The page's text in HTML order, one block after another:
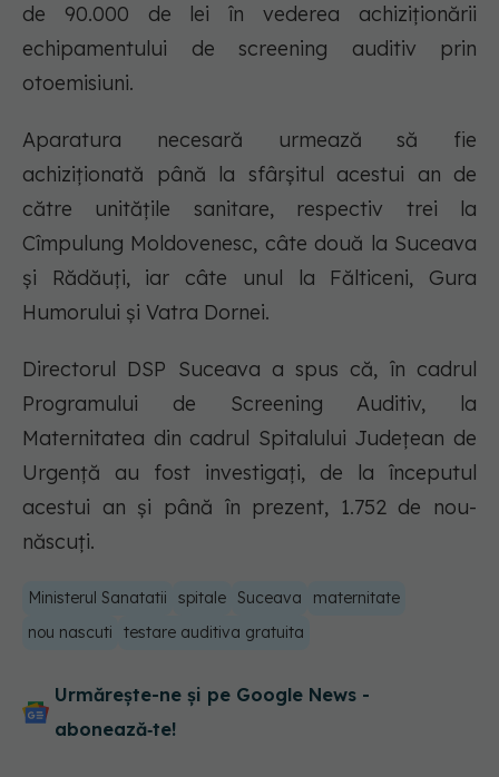
de 90.000 de lei în vederea achiziţionării
echipamentului de screening auditiv prin
otoemisiuni.
Aparatura necesară urmează să fie
achiziţionată până la sfârşitul acestui an de
către unităţile sanitare, respectiv trei la
Cîmpulung Moldovenesc, câte două la Suceava
şi Rădăuţi, iar câte unul la Fălticeni, Gura
Humorului şi Vatra Dornei.
Directorul DSP Suceava a spus că, în cadrul
Programului de Screening Auditiv, la
Maternitatea din cadrul Spitalului Judeţean de
Urgenţă au fost investigaţi, de la începutul
acestui an şi până în prezent, 1.752 de nou-
născuţi.
Ministerul Sanatatii spitale Suceava
maternitate
nou nascuti
testare auditiva gratuita
Urmărește-ne și pe Google News -
abonează‑te!